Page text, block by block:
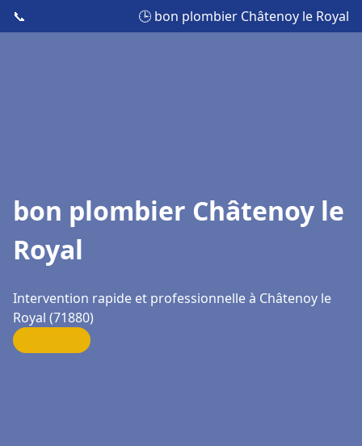
📞 🕒 bon plombier Châtenoy le Royal
bon plombier Châtenoy le
Royal
Intervention rapide et professionnelle à Châtenoy le
Royal (71880)